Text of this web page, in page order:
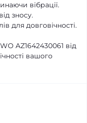
вібрації.
зносу.
для довговічності.
AZ1642430061 від
вашого